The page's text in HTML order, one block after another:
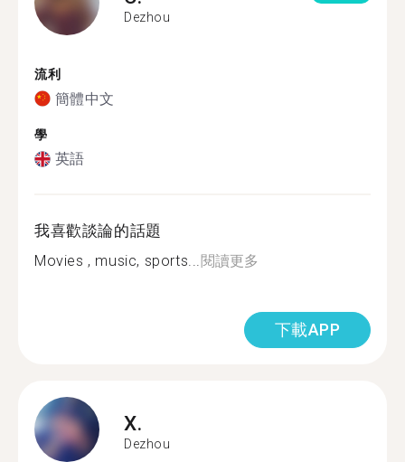
Dezhou
流利
簡體中文
學
英語
我喜歡談論的話題
Movies , music, sports...閱讀更多
下載APP
X.
Dezhou